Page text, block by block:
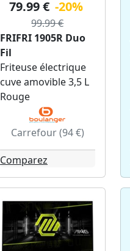
79.99 € -20%
99.99 €
FRIFRI 1905R Duo
Fil
Friteuse électrique
cuve amovible 3,5 L
Rouge
Carrefour (94 €)
Comparez